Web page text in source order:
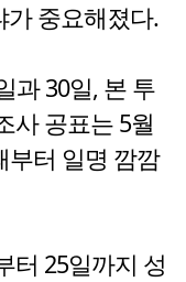
가 중요해졌다.
과 30일, 본 투
사 공표는 5월
부터 일명 깜깜
터 25일까지 성